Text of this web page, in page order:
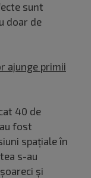
sunt
doar de
ajunge primii
40 de
fost
spațiale în
s-au
și